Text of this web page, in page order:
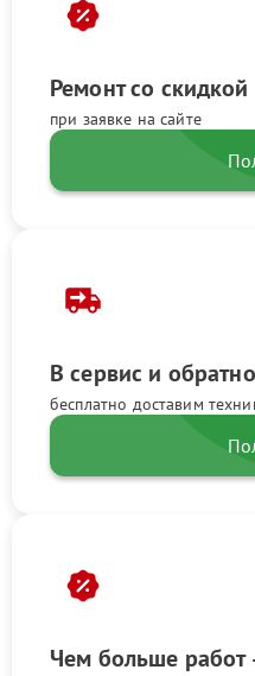
Ремонт со скидкой
при заявке на сайте
В сервис и обратно
бесплатно доставим
Чем больше работ